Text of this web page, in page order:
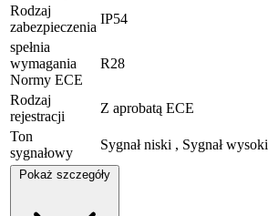
Rodzaj
zabezpieczenia
IP54
spełnia
wymagania
Normy ECE
R28
Rodzaj
rejestracji
Z aprobatą ECE
Ton
sygnałowy
Sygnał niski , Sygnał wysoki
Pokaż szczegóły